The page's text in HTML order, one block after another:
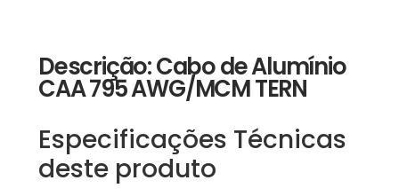
Descrição: Cabo de Alumínio
CAA 795 AWG/MCM TERN
Especificações Técnicas
deste produto